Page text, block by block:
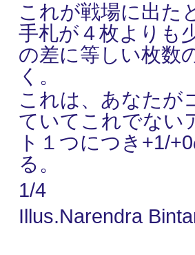
これが戦場に出た
手札が４枚よりも
の差に等しい枚数
く。
これは、あなたが
ていてこれでない
ト１つにつき+1/
る。
1/4
Illus.Narendra